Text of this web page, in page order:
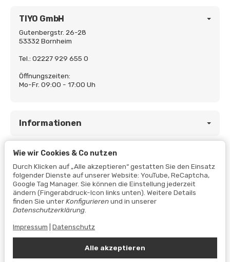
TIYO GmbH
Gutenbergstr. 26-28
53332 Bornheim
Tel.: 02227 929 655 0
Öffnungszeiten:
Mo-Fr. 09:00 - 17:00 Uh
Informationen
Gesetzliche Informationen
Vertrag widerrufen
Alle akzeptieren
Wie wir Cookies & Co nutzen
Durch Klicken auf „Alle akzeptieren“ gestatten Sie den Einsatz
folgender Dienste auf unserer Website: YouTube, ReCaptcha,
Google Tag Manager. Sie können die Einstellung jederzeit
ändern (Fingerabdruck-Icon links unten). Weitere Details
finden Sie unterKonfigurierenund in unserer
Datenschutzerklärung.
Impressum Datenschutz